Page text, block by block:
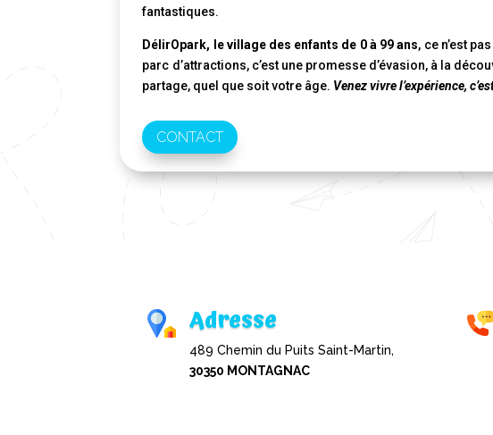
fantastiques.
DélirOpark, le village des enfants de 0 à 99 ans, ce n’est
parc d’attractions, c’est une promesse d’évasion, à la
partage, quel que soit votre âge. Venez vivre l’expérience,
CONTACT
Adresse
489 Chemin du Puits Saint-Martin,
30350 MONTAGNAC